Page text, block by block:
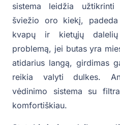
sistema leidžia
šviežio oro kiekį,
kvapų ir kietųjų
problemą, jei butas yra
atidarius langą, girdimas
reikia valyti dulkes.
vėdinimo sistema su
komfortiškiau.